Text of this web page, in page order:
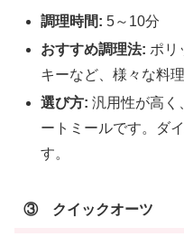
調理時間: 5～10分
おすすめ調理法: ポリ
キーなど、様々な料
選び方: 汎用性が高く
ートミールです。ダ
す。
③ クイックオーツ